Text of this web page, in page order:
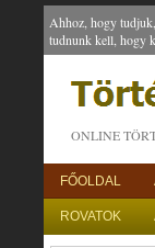
Ahhoz, hogy
tudnunk kell, hogy
ONLINE
FŐOLDAL
ROVATOK